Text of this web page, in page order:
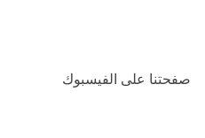
صفحتنا على الفيسبوك